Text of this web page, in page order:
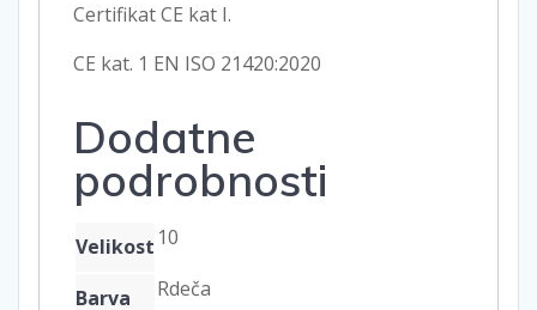
Certifikat CE kat I.
CE kat. 1 EN ISO 21420:2020
Dodatne
podrobnosti
Velikost 10
Barva Rdeča